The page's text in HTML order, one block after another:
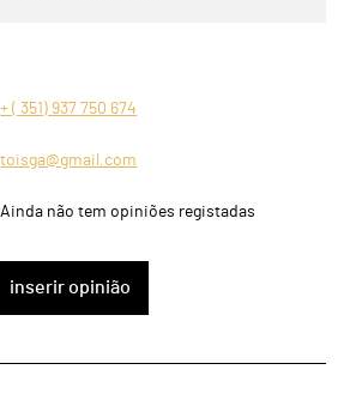
+ ( 351) 937 750 674
toisga@gmail.com
Ainda não tem opiniões registadas
inserir opinião